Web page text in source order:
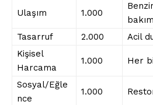
Ulaşım 1.000
Tasarruf
2.000
Acil
Kişisel
Harcama
1.000 Her
Sosyal/Eğle
nce
1.000